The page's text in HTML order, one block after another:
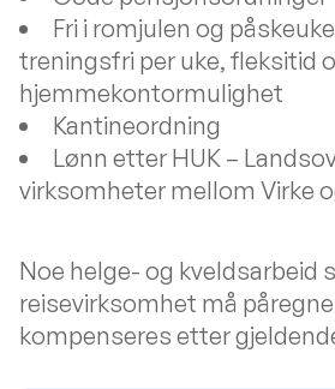
Fri i romjulen og
treningsfri per uke, fleksitid
hjemmekontormulighet
Kantineordning
Lønn etter HUK –
virksomheter mellom Virke
Noe helge- og kveldsarbeid
reisevirksomhet må
kompenseres etter